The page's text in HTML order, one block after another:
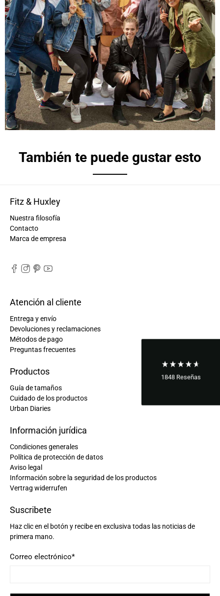
1848 Reseñas
También te puede gustar esto
Fitz & Huxley
Nuestra filosofía
Contacto
Marca de empresa
Atención al cliente
Entrega y envío
Devoluciones y reclamaciones
Métodos de pago
Preguntas frecuentes
Productos
Guía de tamaños
Cuidado de los productos
Urban Diaries
Información jurídica
Condiciones generales
Política de protección de datos
Aviso legal
Información sobre la seguridad de los productos
Vertrag widerrufen
Suscribete
Haz clic en el botón y recibe en exclusiva todas las noticias de
primera mano.
Correo electrónico*